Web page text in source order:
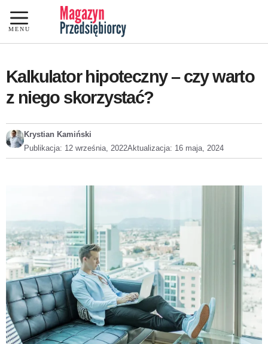
Przejdź
do
treści
MENU
Kalkulator hipoteczny – czy warto
z niego skorzystać?
Krystian Kamiński
Publikacja: 12 września, 2022Aktualizacja: 16 maja, 2024